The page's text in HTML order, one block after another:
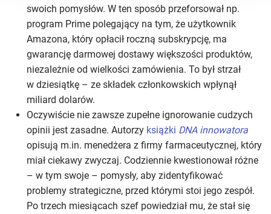
swoich pomysłów. W ten sposób przeforsował np.
program Prime polegający na tym, że użytkownik
Amazona, który opłacił roczną subskrypcję, ma
gwarancję darmowej dostawy większości produktów,
niezależnie od wielkości zamówienia. To był strzał
w dziesiątkę – ze składek członkowskich wpłynął
miliard dolarów.
Oczywiście nie zawsze zupełne ignorowanie cudzych
opinii jest zasadne. Autorzy książki DNA innowatora
opisują m.in. menedżera z firmy farmaceutycznej, który
miał ciekawy zwyczaj. Codziennie kwestionował różne
– w tym swoje – pomysły, aby zidentyfikować
problemy strategiczne, przed którymi stoi jego zespół.
Po trzech miesiącach szef powiedział mu, że stał się